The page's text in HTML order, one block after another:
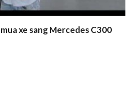
xe sang Mercedes C300